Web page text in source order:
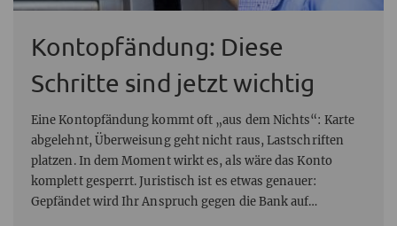
Kontopfändung: Diese
Schritte sind jetzt wichtig
Eine Kontopfändung kommt oft „aus dem Nichts“: Karte
abgelehnt, Überweisung geht nicht raus, Lastschriften
platzen. In dem Moment wirkt es, als wäre das Konto
komplett gesperrt. Juristisch ist es etwas genauer:
Gepfändet wird Ihr Anspruch gegen die Bank auf